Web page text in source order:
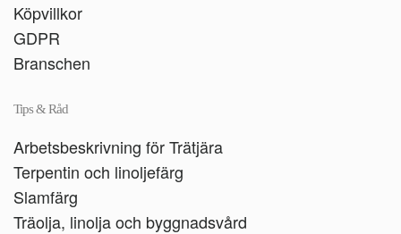
Köpvillkor
GDPR
Branschen
Tips & Råd
Arbetsbeskrivning för Trätjära
Terpentin och linoljefärg
Slamfärg
Träolja, linolja och byggnadsvård